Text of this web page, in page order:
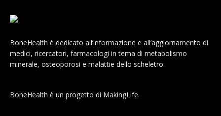
BoneHealth è dedicato all’informazione e all’aggiornamento di
medici, ricercatori, farmacologi in tema di metabolismo
minerale, osteoporosi e malattie dello scheletro.
BoneHealth è un progetto di MakingLife.